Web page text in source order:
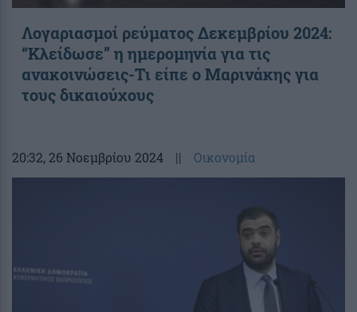
Λογαριασμοί ρεύματος Δεκεμβρίου 2024:
“Κλείδωσε” η ημερομηνία για τις
ανακοινώσεις-Τι είπε ο Μαρινάκης για
τους δικαιούχους
20:32, 26 Νοεμβρίου 2024 || Οικονομία